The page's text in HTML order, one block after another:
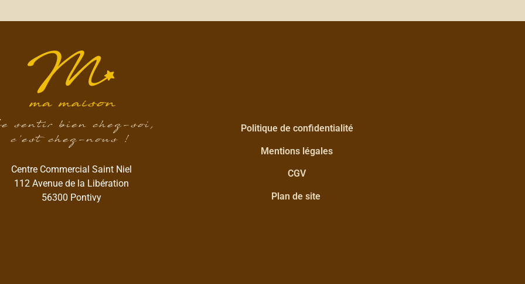
sentir bien chez-soi,
c’est chez-nous !
Centre Commercial Saint Niel
112 Avenue de la Libération
56300 Pontivy
Politique de confidentialité
Mentions légales
CGV
Plan de site